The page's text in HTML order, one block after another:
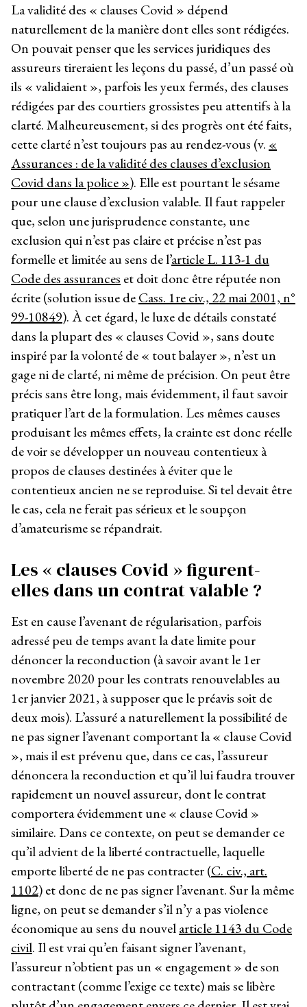
La validité des « clauses Covid » dépend
naturellement de la manière dont elles sont rédigées.
On pouvait penser que les services juridiques des
assureurs tireraient les leçons du passé, d’un passé où
ils « validaient », parfois les yeux fermés, des clauses
rédigées par des courtiers grossistes peu attentifs à la
clarté. Malheureusement, si des progrès ont été faits,
cette clarté n’est toujours pas au rendez-vous (v. «
Assurances : de la validité des clauses d’exclusion
Covid dans la police »). Elle est pourtant le sésame
pour une clause d’exclusion valable. Il faut rappeler
que, selon une jurisprudence constante, une
exclusion qui n’est pas claire et précise n’est pas
formelle et limitée au sens de l’article L. 113-1 du
Code des assurances et doit donc être réputée non
écrite (solution issue deCass. 1re civ., 22 mai 2001, n°
99-10849). À cet égard, le luxe de détails constaté
dans la plupart des « clauses Covid », sans doute
inspiré par la volonté de « tout balayer », n’est un
gage ni de clarté, ni même de précision. On peut être
précis sans être long, mais évidemment, il faut savoir
pratiquer l’art de la formulation. Les mêmes causes
produisant les mêmes effets, la crainte est donc réelle
de voir se développer un nouveau contentieux à
propos de clauses destinées à éviter que le
contentieux ancien ne se reproduise. Si tel devait être
le cas, cela ne ferait pas sérieux et le soupçon
d’amateurisme se répandrait.
Les « clauses Covid » figurent-
elles dans un contrat valable ?
Est en cause l’avenant de régularisation, parfois
adressé peu de temps avant la date limite pour
dénoncer la reconduction (à savoir avant le 1er
novembre 2020 pour les contrats renouvelables au
1er janvier 2021, à supposer que le préavis soit de
deux mois). L’assuré a naturellement la possibilité de
ne pas signer l’avenant comportant la « clause Covid
», mais il est prévenu que, dans ce cas, l’assureur
dénoncera la reconduction et qu’il lui faudra trouver
rapidement un nouvel assureur, dont le contrat
comportera évidemment une « clause Covid »
similaire. Dans ce contexte, on peut se demander ce
qu’il advient de la liberté contractuelle, laquelle
emporte liberté de ne pas contracter (C. civ., art.
1102) et donc de ne pas signer l’avenant. Sur la même
ligne, on peut se demander s’il n’y a pas violence
économique au sens du nouvelarticle 1143 du Code
civil. Il est vrai qu’en faisant signer l’avenant,
l’assureur n’obtient pas un « engagement » de son
contractant (comme l’exige ce texte) mais se libère